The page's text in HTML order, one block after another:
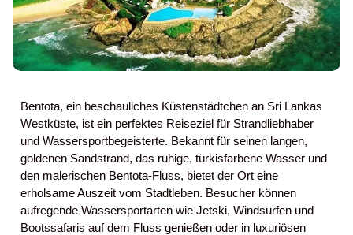
Bentota, ein beschauliches Küstenstädtchen an Sri Lankas
Westküste, ist ein perfektes Reiseziel für Strandliebhaber
und Wassersportbegeisterte. Bekannt für seinen langen,
goldenen Sandstrand, das ruhige, türkisfarbene Wasser und
den malerischen Bentota-Fluss, bietet der Ort eine
erholsame Auszeit vom Stadtleben. Besucher können
aufregende Wassersportarten wie Jetski, Windsurfen und
Bootssafaris auf dem Fluss genießen oder in luxuriösen